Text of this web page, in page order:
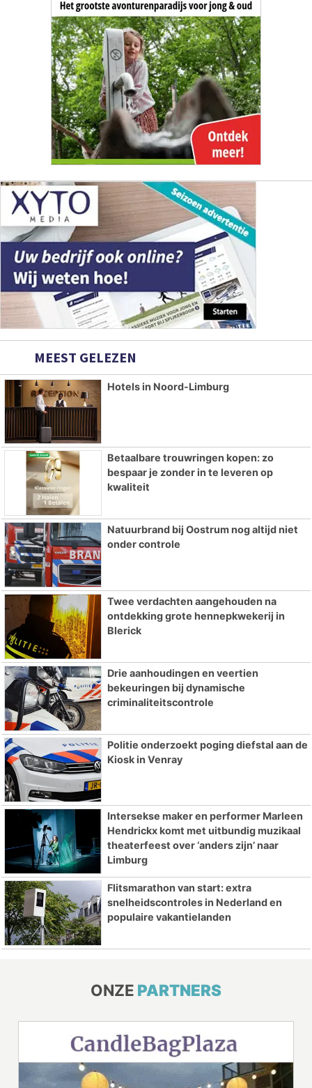
MEEST GELEZEN
Hotels in Noord-Limburg
Betaalbare trouwringen kopen: zo
bespaar je zonder in te leveren op
kwaliteit
Natuurbrand bij Oostrum nog altijd niet
onder controle
Twee verdachten aangehouden na
ontdekking grote hennepkwekerij in
Blerick
Drie aanhoudingen en veertien
bekeuringen bij dynamische
criminaliteitscontrole
Politie onderzoekt poging diefstal aan de
Kiosk in Venray
Intersekse maker en performer Marleen
Hendrickx komt met uitbundig muzikaal
theaterfeest over ‘anders zijn’ naar
Limburg
Flitsmarathon van start: extra
snelheidscontroles in Nederland en
populaire vakantielanden
ONZE PARTNERS